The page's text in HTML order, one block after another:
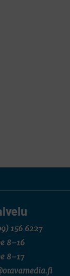
156 6227
8–16
8–17